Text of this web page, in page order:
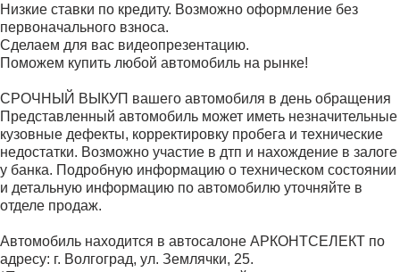
Низкие ставки по кредиту. Возможно оформление без
первоначального взноса.
Сделаем для вас видеопрезентацию.
Поможем купить любой автомобиль на рынке!
СРОЧНЫЙ ВЫКУП вашего автомобиля в день обращения
Представленный автомобиль может иметь незначительные
кузовные дефекты, корректировку пробега и технические
недостатки. Возможно участие в дтп и нахождение в залоге
у банка. Подробную информацию о техническом состоянии
и детальную информацию по автомобилю уточняйте в
отделе продаж.
Автомобиль находится в автосалоне АРКОНТСЕЛЕКТ по
адресу: г. Волгоград, ул. Землячки, 25.